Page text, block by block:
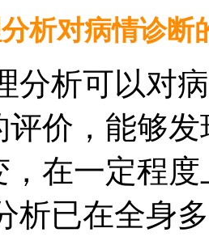
对病情诊断
析可以对病
评价，能够
，在一定程
析已在全身